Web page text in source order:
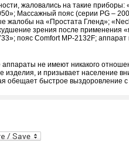
жаловались на такие
Массажный пояс (серии PG –
жалобы на «Простата Гленд»;
зрения после применения
пояс Comfort MP-2132F; аппарат
аппараты не имеют никакого
изделия, и призывает население
обещает быстрое выздоровление